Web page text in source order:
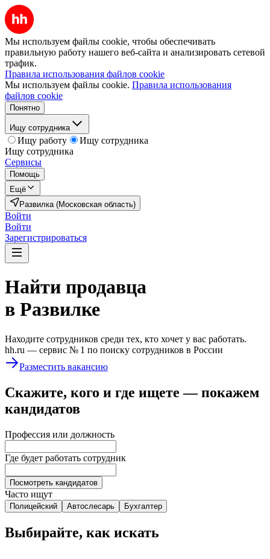
Мы используем файлы cookie, чтобы обеспечивать
правильную работу нашего веб-сайта и анализировать сетевой
трафик.
Правила использования файлов cookie
Мы используем файлы cookie. Правила использования
файлов cookie
Понятно
Ищу сотрудника
Ищу работу
Ищу сотрудника
Ищу сотрудника
Сервисы
Помощь
Ещё
Развилка (Московская область)
Войти
Войти
Зарегистрироваться
Найти продавца
в Развилке
Находите сотрудников среди тех, кто хочет у вас работать.
hh.ru — сервис № 1 по поиску сотрудников в России
Разместить вакансию
Скажите, кого и где ищете — покажем
кандидатов
Профессия или должность
Где будет работать сотрудник
Посмотреть кандидатов
Часто ищут
Полицейский Автослесарь Бухгалтер
Выбирайте, как искать